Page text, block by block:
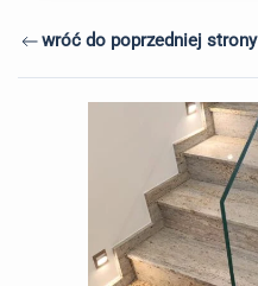
wróć do poprzedniej strony